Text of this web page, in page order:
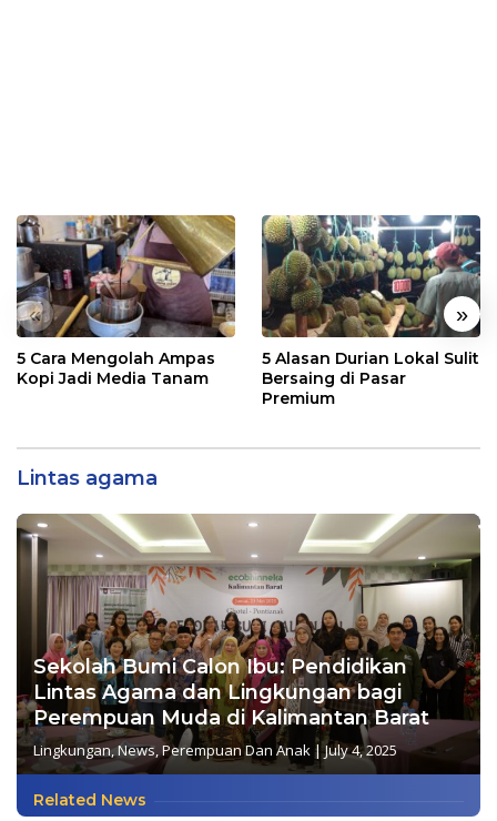
« »
5 Cara Mengolah Ampas
Kopi Jadi Media Tanam
5 Alasan Durian Lokal Sulit
Bersaing di Pasar
Premium
Lintas agama
Sekolah Bumi Calon Ibu: Pendidikan
Lintas Agama dan Lingkungan bagi
Perempuan Muda di Kalimantan Barat
Lingkungan,News,Perempuan Dan Anak |July 4, 2025
Related News